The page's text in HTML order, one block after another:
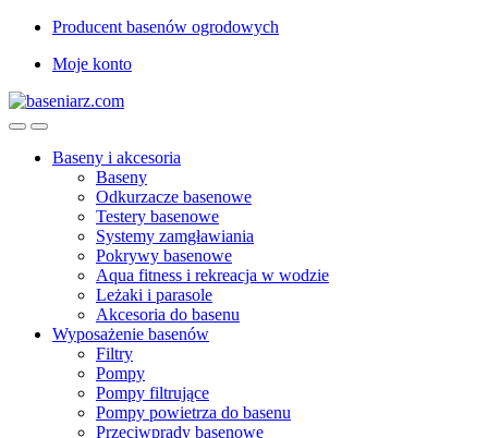
Przejdź
nawigacji
Przejdź
treści
Producent basenów ogrodowych
Moje konto
Baseny i akcesoria
Baseny
Odkurzacze basenowe
Testery basenowe
Systemy zamgławiania
Pokrywy basenowe
Aqua fitness i rekreacja w wodzie
Leżaki i parasole
Akcesoria do basenu
Wyposażenie basenów
Filtry
Pompy
Pompy filtrujące
Pompy powietrza do basenu
Przeciwprądy basenowe